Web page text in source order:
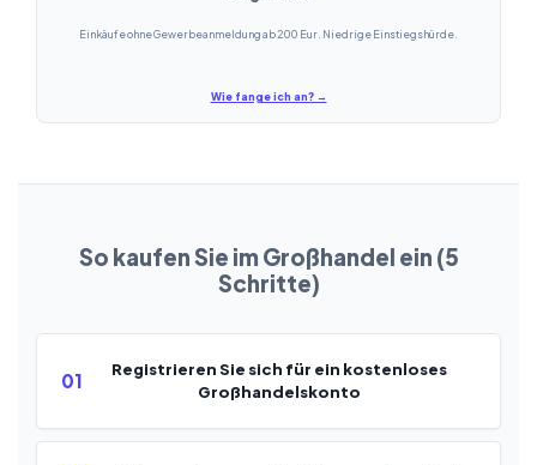
Einkäufe ohne Gewerbeanmeldung ab 200 Eur. Niedrige Einstiegshürde.
Wie fange ich an? →
So kaufen Sie im Großhandel ein (5
Schritte)
01
Registrieren Sie sich für ein kostenloses
Großhandelskonto